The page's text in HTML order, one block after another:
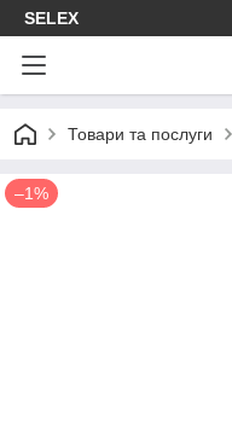
SELEX
Товари та послуги
–1%